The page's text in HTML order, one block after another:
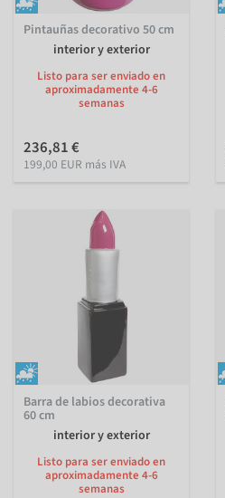
Pintauñas decorativo 50 cm
interior y exterior
Listo para ser enviado en
aproximadamente 4-6
semanas
236,81 €
199,00 EUR más IVA
Barra de labios decorativa
60 cm
interior y exterior
Listo para ser enviado en
aproximadamente 4-6
semanas